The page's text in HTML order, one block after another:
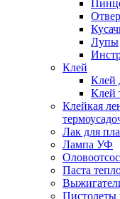
Лупы
Клей
Клей
Клей
Клейкая
Лак для
Лампа УФ
Оловоотсос
Паста
Пистолеты